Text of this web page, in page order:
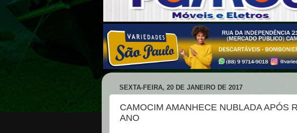
SEXTA-FEIRA, 20 DE JANEIRO DE 2017
CAMOCIM AMANHECE NUBLADA APÓS
ANO